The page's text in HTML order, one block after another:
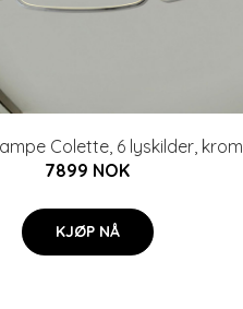
Colette, 6 lyskilder, krom
7899 NOK
KJØP NÅ